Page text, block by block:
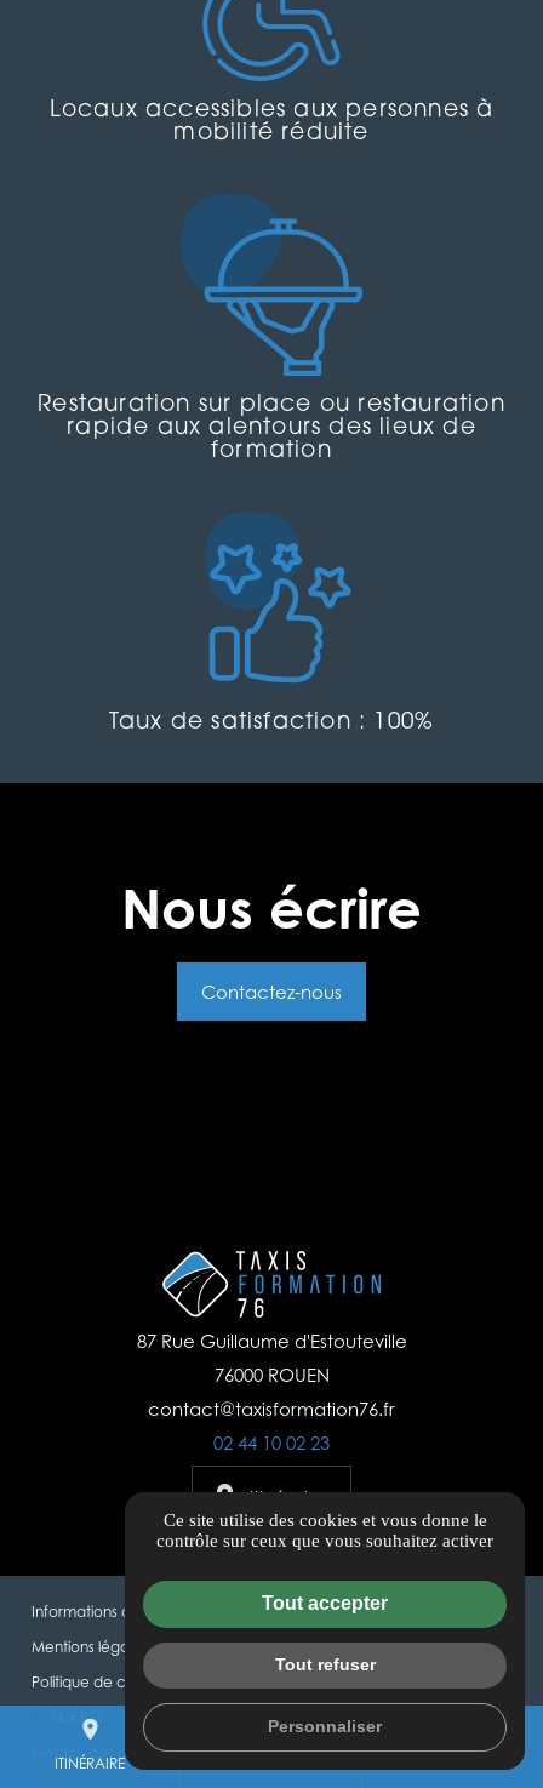
Locaux accessibles aux personnes à
mobilité réduite
Restauration sur place ou restauration
rapide aux alentours des lieux de
formation
Taux de satisfaction : 100%
Nous écrire
Contactez-nous
place
ITINÉRAIRE
mail
87 Rue Guillaume d'Estouteville
76000 ROUEN
contact@taxisformation76.fr
02 44 10 02 23
Itinéraire
Informations complémentaires
Mentions légales
Politique de confidentialité
Flux RSS
Gestion des cookies
Ce site utilise des cookies et vous donne le
contrôle sur ceux que vous souhaitez activer
Tout accepter
Tout refuser
Personnaliser